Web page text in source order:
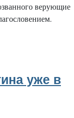
верующие
уже в